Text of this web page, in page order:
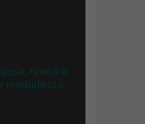
rimedi e
morbidezza